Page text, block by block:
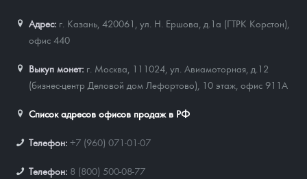
Адрес: г. Казань, 420061 ул. Н. Ершова, д.1а (ГТРК Корстон),
офис 440
Выкуп монет: г. Москва, 111024, ул. Авиамоторная, д.12
(бизнес-центр Деловой дом Лефортово), 10 этаж, офис 911А
Список адресов офисов продаж в РФ
Телефон: +7 (960) 071-01-07
Телефон: 8 (800) 500-08-77